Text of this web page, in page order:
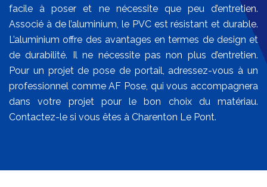
facile à poser et ne nécessite que peu d’entretien.
Associé à de l’aluminium, le PVC est résistant et durable.
L’aluminium offre des avantages en termes de design et
de durabilité. Il ne nécessite pas non plus d’entretien.
Pour un projet de pose de portail, adressez-vous à un
professionnel comme AF Pose, qui vous accompagnera
dans votre projet pour le bon choix du matériau.
Contactez-le si vous êtes à Charenton Le Pont.